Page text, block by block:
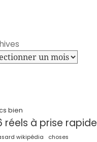
bien
réels à prise rapide
wikipédia choses